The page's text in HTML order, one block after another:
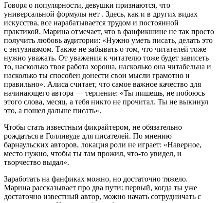
Говоря о популярности, девушки признаются, что
универсальной формулы нет . Здесь, как и в других видах
искусства, все нарабатывается трудом и постоянной
практикой. Марина отмечает, что в фанфикшине не так просто
получить любовь аудитории: «Нужно уметь писать, делать это
с энтузиазмом. Также не забывать о том, что читателей тоже
нужно уважать. От уважения к читателю тоже будет зависеть
то, насколько твоя работа хороша, насколько она читабельна и
насколько ты способен донести свои мысли грамотно и
правильно». Алиса считает, что самое важное качество для
начинающего автора — терпение: «Ты пишешь, не побоюсь
этого слова, месяц, а тебя никто не прочитал. Ты не выкинул
это, а пошел дальше писать».
Чтобы стать известным фикрайтером, не обязательно
рождаться в Голливуде для писателей. По мнению
барнаульских авторов, локация роли не играет: «Наверное,
место нужно, чтобы ты там прожил, что-то увидел, и
творчество выдал».
Заработать на фанфиках можно, но достаточно тяжело.
Марина рассказывает про два пути: первый, когда ты уже
достаточно известный автор, можно начать сотрудничать с